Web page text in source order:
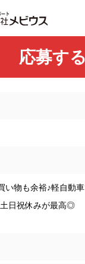
応募する
い物も余裕♪軽自動
日祝休みが最高◎